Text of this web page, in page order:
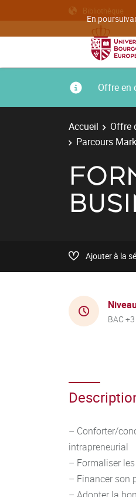
En
Bibliothèque
Offre en
Accueil Offre
Parcours
Ajouter à la
BAC +3
– Conforter/
intrapreneurial
– Formaliser
– Financer son